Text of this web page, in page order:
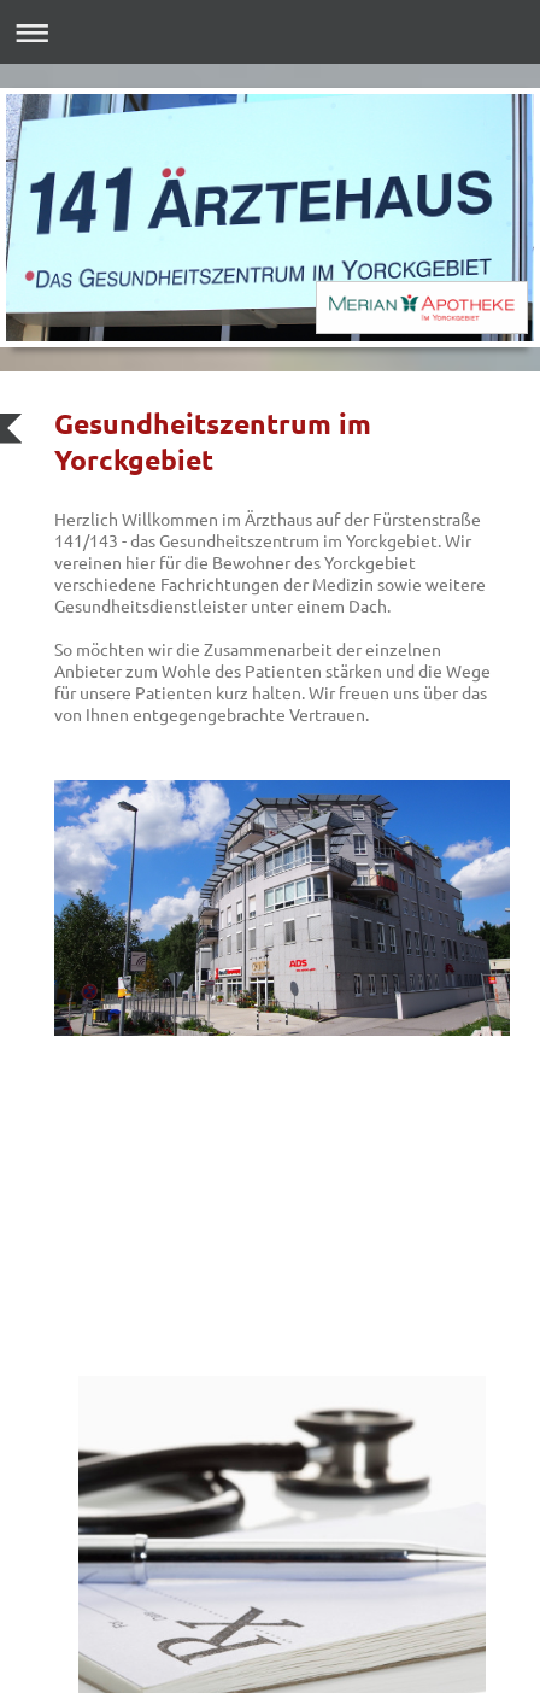
Gesundheitszentrum im
Yorckgebiet
Herzlich Willkommen im Ärzthaus auf der Fürstenstraße
141/143 - das Gesundheitszentrum im Yorckgebiet. Wir
vereinen hier für die Bewohner des Yorckgebiet
verschiedene Fachrichtungen der Medizin sowie weitere
Gesundheitsdienstleister unter einem Dach.
So möchten wir die Zusammenarbeit der einzelnen
Anbieter zum Wohle des Patienten stärken und die Wege
für unsere Patienten kurz halten. Wir freuen uns über das
von Ihnen entgegengebrachte Vertrauen.